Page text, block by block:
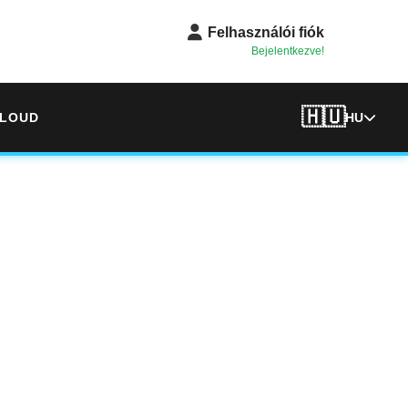
Felhasználói fiók
Bejelentkezve!
🇭🇺HU